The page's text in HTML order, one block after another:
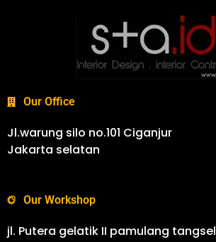
Our Office
Jl.warung silo no.101 Ciganjur
Jakarta selatan
Our Workshop
jl. Putera gelatik II pamulang tangsel